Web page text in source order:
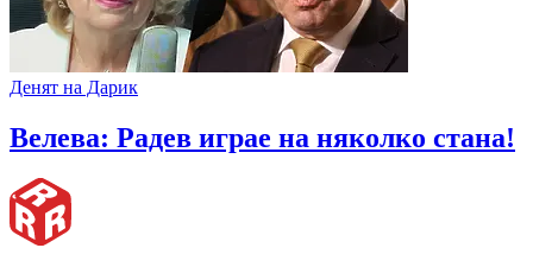
Денят на Дарик
Велева: Радев играе на няколко стана!